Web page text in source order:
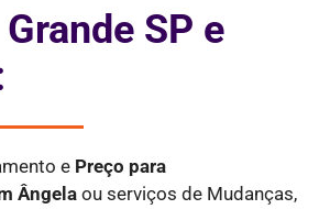
SP e
e Preço para
Ângela ou serviços de Mudanças,